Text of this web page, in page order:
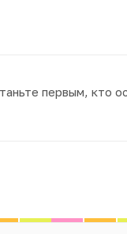
первым, кто